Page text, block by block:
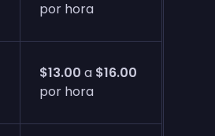
por hora
$13.00 a $16.00
por hora